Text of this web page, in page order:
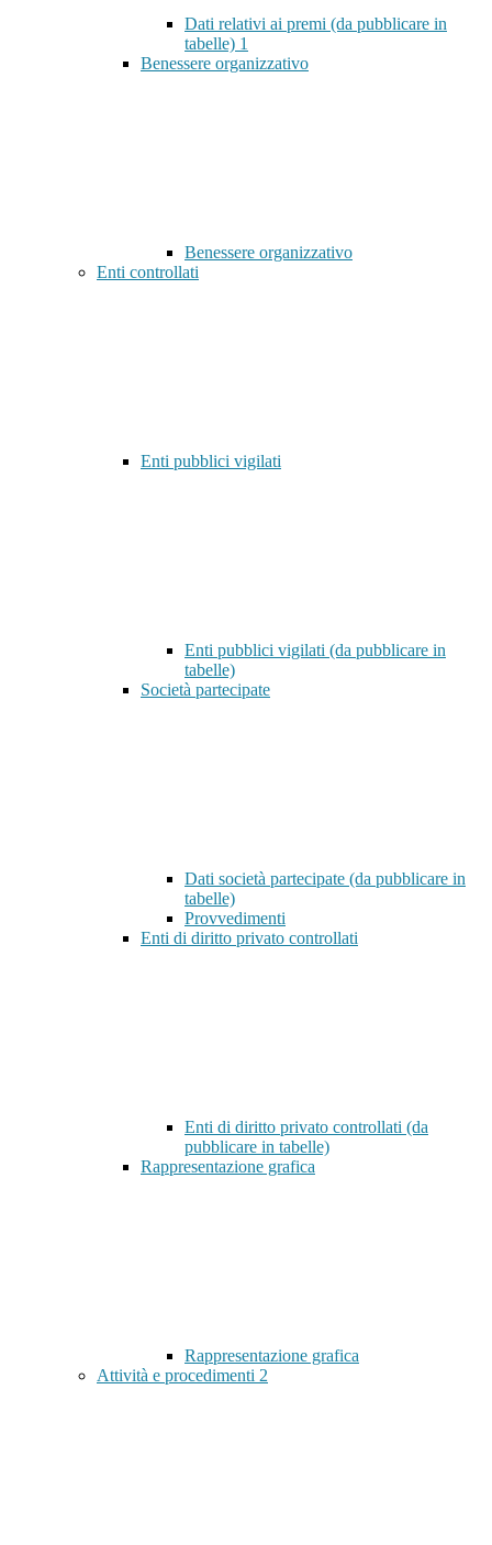
Dati relativi ai premi (da pubblicare in
tabelle) 1
Benessere organizzativo
Benessere organizzativo
Enti controllati
Enti pubblici vigilati
Enti pubblici vigilati (da pubblicare in
tabelle)
Società partecipate
Dati società partecipate (da pubblicare in
tabelle)
Provvedimenti
Enti di diritto privato controllati
Enti di diritto privato controllati (da
pubblicare in tabelle)
Rappresentazione grafica
Rappresentazione grafica
Attività e procedimenti 2